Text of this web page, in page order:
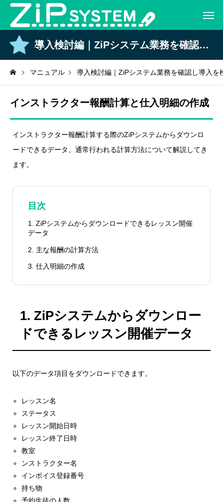
導入検討編｜ZiPシステム業務を確認し導入を検討しよう。
マニュアル 導入検討編｜ZiPシステム業務を確認し導入を
インストラクター報酬計算と仕入明細の作成
インストラクター報酬計算する際のZiPシステムからダウンロ
ードできるデータ、通常行われる計算方法について解説してき
ます。
目次
1. ZiPシステムからダウンロードできるレッスン開催
データ
2. 主な報酬の計算方法
3. 仕入明細の作成
1. ZiPシステムからダウンロー
ドできるレッスン開催データ
以下のデータ項目をダウンロードできます。
レッスン名
ステータス
レッスン開始日時
レッスン終了日時
教室
ンストラクター名
インボイス登録番号
持ち物